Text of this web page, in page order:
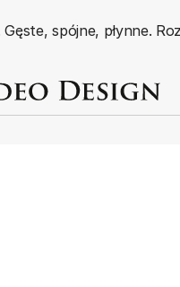
spójne, płynne.